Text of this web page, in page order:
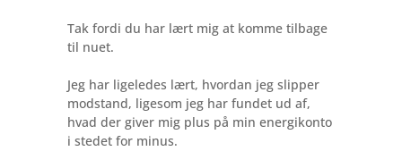
Tak fordi du har lært mig at komme tilbage
til nuet.
Jeg har ligeledes lært, hvordan jeg slipper
modstand, ligesom jeg har fundet ud af,
hvad der giver mig plus på min energikonto
i stedet for minus.